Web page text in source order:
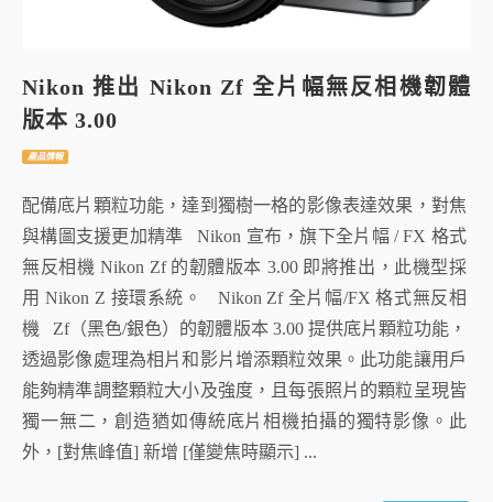
Nikon 推出 Nikon Zf 全片幅無反相機韌體
版本 3.00
產品情報
配備底片顆粒功能，達到獨樹一格的影像表達效果，對焦
與構圖支援更加精準 Nikon 宣布，旗下全片幅 / FX 格式
無反相機 Nikon Zf 的韌體版本 3.00 即將推出，此機型採
用 Nikon Z 接環系統。 Nikon Zf 全片幅/FX 格式無反相
機 Zf（黑色/銀色）的韌體版本 3.00 提供底片顆粒功能，
透過影像處理為相片和影片增添顆粒效果。此功能讓用戶
能夠精準調整顆粒大小及強度，且每張照片的顆粒呈現皆
獨一無二，創造猶如傳統底片相機拍攝的獨特影像。此
外，[對焦峰值] 新增 [僅變焦時顯示] ...